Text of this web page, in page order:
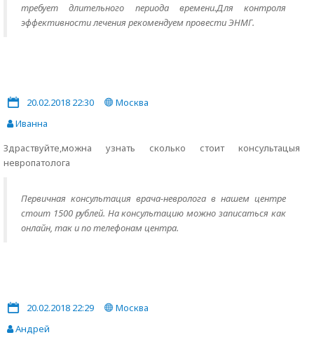
требует длительного периода времени.Для контроля
эффективности лечения рекомендуем провести ЭНМГ.
20.02.2018 22:30
Москва
Иванна
Здраствуйте,можна узнать сколько стоит консультацыя
невропатолога
Первичная консультация врача-невролога в нашем центре
стоит 1500 рублей. На консультацию можно записаться как
онлайн, так и по телефонам центра.
20.02.2018 22:29
Москва
Андрей